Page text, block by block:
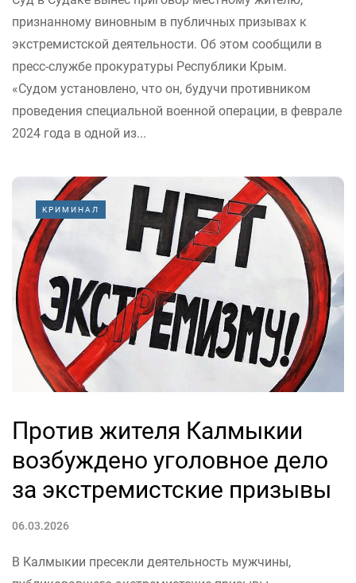
признанному виновным в публичных призывах к
экстремистской деятельности. Об этом сообщили в
пресс-службе прокуратуры Республики Крым.
«Судом установлено, что он, будучи противником
проведения специальной военной операции, в феврале
2024 года в одной из...
КРИМИНАЛ
Против жителя Калмыкии
возбуждено уголовное дело
за экстремистские призывы
06.03.2026
В Калмыкии пресекли деятельность мужчины,